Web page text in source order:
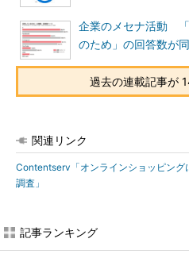
企業のメセナ活動
のため」の回答数が
過去の連載記事が
関連リンク
Contentserv「オンラインショッピング
調査」
記事ランキング